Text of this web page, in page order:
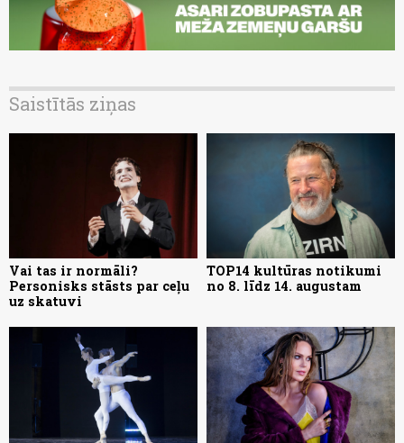
Saistītās ziņas
Vai tas ir normāli?
Personisks stāsts par ceļu
uz skatuvi
TOP14 kultūras notikumi
no 8. līdz 14. augustam